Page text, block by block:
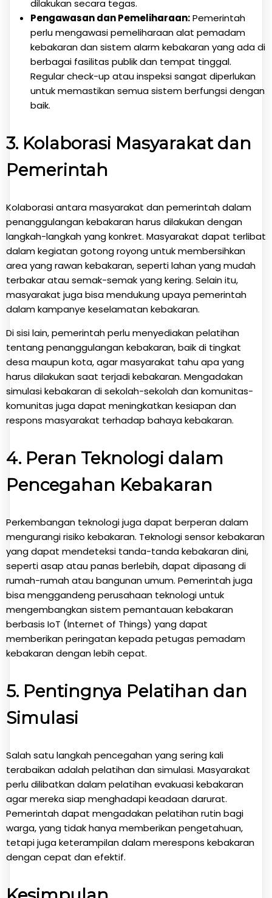
dilakukan secara tegas.
Pengawasan dan Pemeliharaan:Pemerintah
perlu mengawasi pemeliharaan alat pemadam
kebakaran dan sistem alarm kebakaran yang ada di
berbagai fasilitas publik dan tempat tinggal.
Regular check-up atau inspeksi sangat diperlukan
untuk memastikan semua sistem berfungsi dengan
baik.
3. Kolaborasi Masyarakat dan
Pemerintah
Kolaborasi antara masyarakat dan pemerintah dalam
penanggulangan kebakaran harus dilakukan dengan
langkah-langkah yang konkret. Masyarakat dapat terlibat
dalam kegiatan gotong royong untuk membersihkan
area yang rawan kebakaran, seperti lahan yang mudah
terbakar atau semak-semak yang kering. Selain itu,
masyarakat juga bisa mendukung upaya pemerintah
dalam kampanye keselamatan kebakaran.
Di sisi lain, pemerintah perlu menyediakan pelatihan
tentang penanggulangan kebakaran, baik di tingkat
desa maupun kota, agar masyarakat tahu apa yang
harus dilakukan saat terjadi kebakaran. Mengadakan
simulasi kebakaran di sekolah-sekolah dan komunitas-
komunitas juga dapat meningkatkan kesiapan dan
respons masyarakat terhadap bahaya kebakaran.
4. Peran Teknologi dalam
Pencegahan Kebakaran
Perkembangan teknologi juga dapat berperan dalam
mengurangi risiko kebakaran. Teknologi sensor kebakaran
yang dapat mendeteksi tanda-tanda kebakaran dini,
seperti asap atau panas berlebih, dapat dipasang di
rumah-rumah atau bangunan umum. Pemerintah juga
bisa menggandeng perusahaan teknologi untuk
mengembangkan sistem pemantauan kebakaran
berbasis IoT (Internet of Things) yang dapat
memberikan peringatan kepada petugas pemadam
kebakaran dengan lebih cepat.
5. Pentingnya Pelatihan dan
Simulasi
Salah satu langkah pencegahan yang sering kali
terabaikan adalah pelatihan dan simulasi. Masyarakat
perlu dilibatkan dalam pelatihan evakuasi kebakaran
agar mereka siap menghadapi keadaan darurat.
Pemerintah dapat mengadakan pelatihan rutin bagi
warga, yang tidak hanya memberikan pengetahuan,
tetapi juga keterampilan dalam merespons kebakaran
dengan cepat dan efektif.